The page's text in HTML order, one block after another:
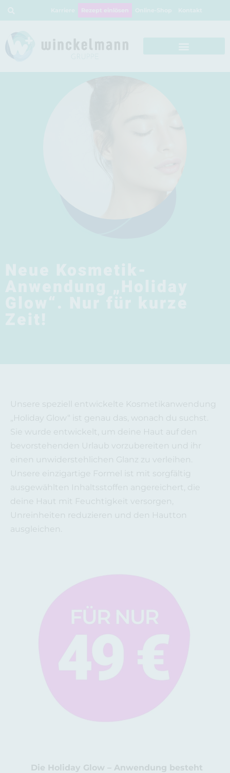
Rezept einlösen
Unsere speziell entwickelte Kosmetikanwendung
„Holiday Glow“ ist genau das, wonach du suchst.
Sie wurde entwickelt, um deine Haut auf den
bevorstehenden Urlaub vorzubereiten und ihr
einen unwiderstehlichen Glanz zu verleihen.
Unsere einzigartige Formel ist mit sorgfältig
ausgewählten Inhaltsstoffen angereichert, die
deine Haut mit Feuchtigkeit versorgen,
Unreinheiten reduzieren und den Hautton
ausgleichen.
Die Holiday Glow – Anwendung besteht